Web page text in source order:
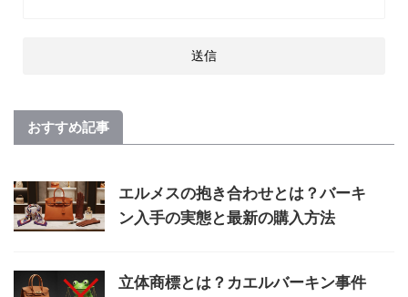
おすすめ記事
エルメスの抱き合わせとは？バーキ
ン入手の実態と最新の購入方法
立体商標とは？カエルバーキン事件